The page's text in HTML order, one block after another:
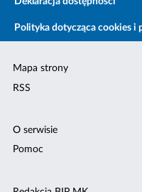
Polityka dotycząca cookies
Mapa strony
RSS
O serwisie
Pomoc